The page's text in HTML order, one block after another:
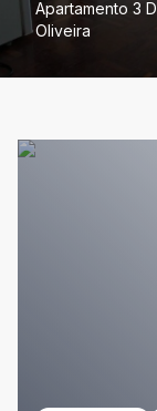
Apartamento 3
Oliveira